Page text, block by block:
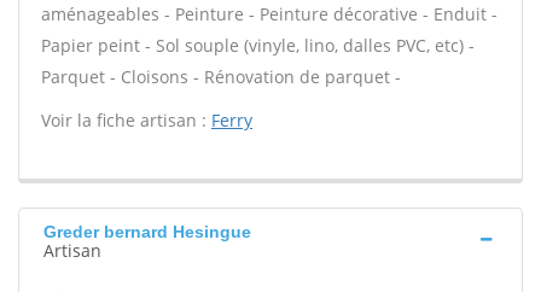
aménageables - Peinture - Peinture décorative - Enduit -
Papier peint - Sol souple (vinyle, lino, dalles PVC, etc) -
Parquet - Cloisons - Rénovation de parquet -
Voir la fiche artisan : Ferry
Greder bernard Hesingue
Artisan